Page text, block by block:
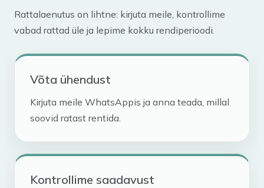
Rattalaenutus on lihtne: kirjuta meile, kontrollime
vabad rattad üle ja lepime kokku rendiperioodi.
Võta ühendust
Kirjuta meile WhatsAppis ja anna teada, millal
soovid ratast rentida.
Kontrollime saadavust